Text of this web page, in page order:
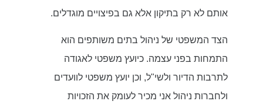
אותם לא רק בתיקון אלא גם בפיצויים מוגדלים.
הצד המשפטי של ניהול בתים משותפים הוא
התמחות בפני עצמה. כיועץ משפטי לאגודה
לתרבות הדיור ולשי"ל, וכן יועץ משפטי לוועדים
ולחברות ניהול אני מכיר לעומק את הזכויות